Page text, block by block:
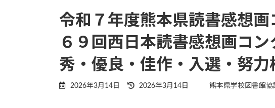
令和７年度熊本県読書感想
６９回西日本読書感想画コ
秀・優良・佳作・入選・努力
2026年3月14日
最
2026年3月14日 熊本県学校図書館協